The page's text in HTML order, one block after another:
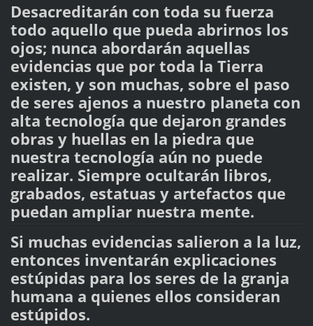
Desacreditarán con toda su fuerza
todo aquello que pueda abrirnos los
ojos; nunca abordarán aquellas
evidencias que por toda la Tierra
existen, y son muchas, sobre el paso
de seres ajenos a nuestro planeta con
alta tecnología que dejaron grandes
obras y huellas en la piedra que
nuestra tecnología aún no puede
realizar. Siempre ocultarán libros,
grabados, estatuas y artefactos que
puedan ampliar nuestra mente.
Si muchas evidencias salieron a la luz,
entonces inventarán explicaciones
estúpidas para los seres de la granja
humana a quienes ellos consideran
estúpidos.